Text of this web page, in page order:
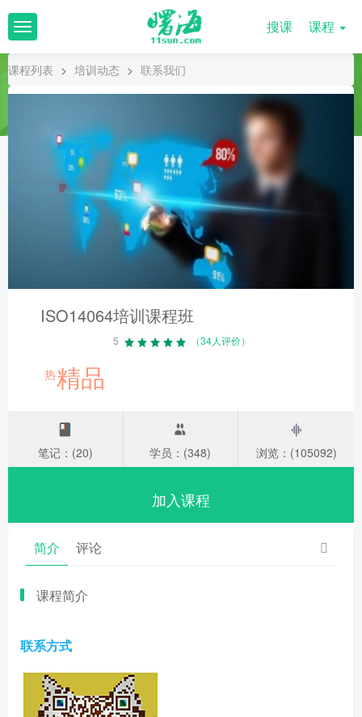
T
o
g
l
搜课 课程
课程列表 > 培训动态 > 联系我们
ISO14064培训课程班
5 （34人评价）
热精品
笔记：(20) 学员：(348) 浏览：(105092)
加入课程
简介 评论
课程简介
联系方式